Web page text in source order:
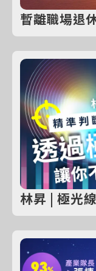
暫離職場退
林昇 | 極光